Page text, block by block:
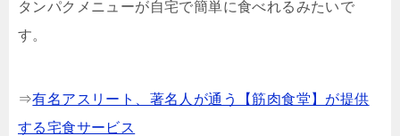
タンパクメニューが自宅で簡単に食べれるみたいで
す。
⇒有名アスリート、著名人が通う【筋肉食堂】が提供
する宅食サービス